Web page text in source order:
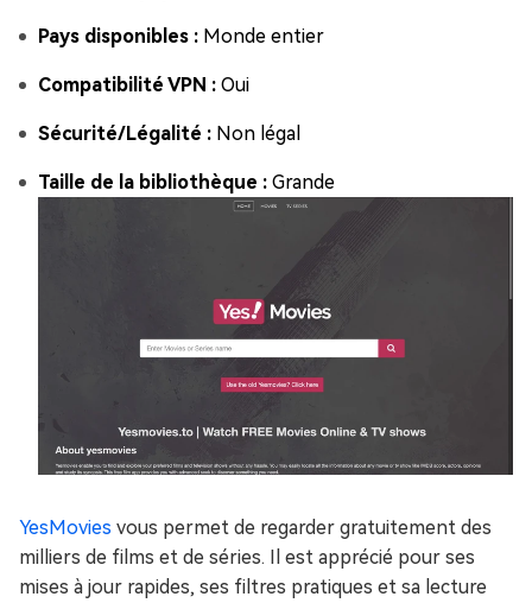
Pays disponibles : Monde entier
Compatibilité VPN : Oui
Sécurité/Légalité : Non légal
Taille de la bibliothèque : Grande
YesMovies vous permet de regarder gratuitement des
milliers de films et de séries. Il est apprécié pour ses
mises à jour rapides, ses filtres pratiques et sa lecture